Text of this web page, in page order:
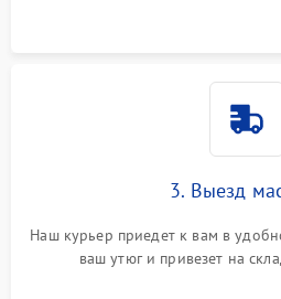
3. Выезд
Наш курьер приедет к вам в
ваш утюг и привезет на